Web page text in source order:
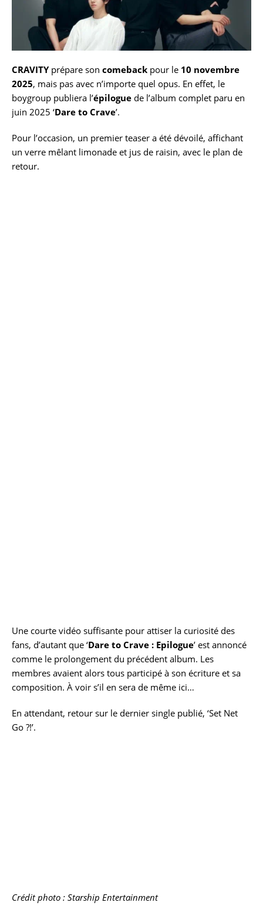
CRAVITYprépare son comeback pour le 10 novembre
2025, mais pas avec n’importe quel opus. En effet, le
boygroup publiera l’épilogue de l’album complet paru en
juin 2025 ‘Dare to Crave’.
Pour l’occasion, un premier teaser a été dévoilé, affichant
un verre mêlant limonade et jus de raisin, avec le plan de
retour.
Une courte vidéo suffisante pour attiser la curiosité des
fans, d’autant que ‘Dare to Crave : Epilogue’ est annoncé
comme le prolongement du précédent album. Les
membres avaient alors tous participé à son écriture et sa
composition. À voir s’il en sera de même ici…
En attendant, retour sur le dernier single publié, ‘Set Net
Go ?!’.
Crédit photo : Starship Entertainment